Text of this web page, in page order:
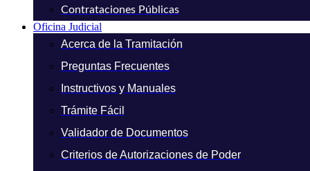
Contrataciones Públicas
Oficina Judicial
Acerca de la Tramitación
Preguntas Frecuentes
Instructivos y Manuales
Trámite Fácil
Validador de Documentos
Criterios de Autorizaciones de Poder